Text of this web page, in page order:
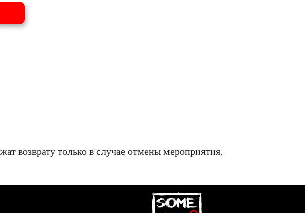
возврату только в случае отмены мероприятия.